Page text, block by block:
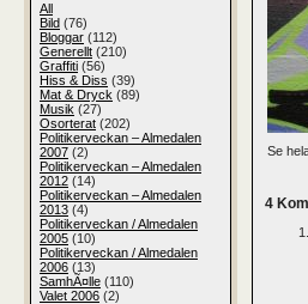
Se
4
All
Bild (76)
Bloggar (112)
Generellt (210)
Graffiti (56)
Hiss & Diss (39)
Mat & Dryck (89)
Musik (27)
Osorterat (202)
Politikerveckan – Almedalen
2007 (2)
Politikerveckan – Almedalen
2012 (14)
Politikerveckan – Almedalen
2013 (4)
Politikerveckan / Almedalen
2005 (10)
Politikerveckan / Almedalen
2006 (13)
SamhÃ¤lle (110)
Valet 2006 (2)